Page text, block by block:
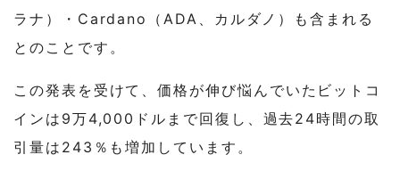
ラナ）・Cardano（ADA、カルダノ）も含まれる
とのことです。
この発表を受けて、価格が伸び悩んでいたビットコ
インは9万4,000ドルまで回復し、過去24時間の取
引量は243％も増加しています。